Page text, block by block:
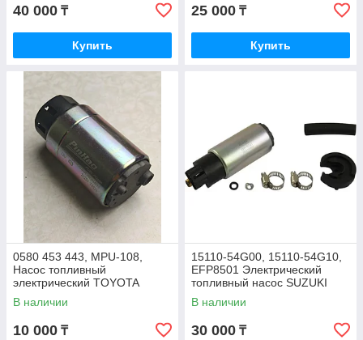
40 000 ₸
Купить
25 000 ₸
Купить
0580 453 443, MPU-108,
Насос топливный
электрический TOYOTA
CAMRY ACV40, SUZUKI
GRAND VITARA, PINHAO
В наличии
10 000 ₸
15110-54G00, 15110-54G10,
EFP8501 Электрический
топливный насос SUZUKI
LIANA 4WD M16A, KAVO
PARTS
В наличии
30 000 ₸